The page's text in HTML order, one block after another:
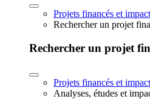
Projets financés et impact
Rechercher un projet
Rechercher un projet
Projets financés et impact
Analyses, études et